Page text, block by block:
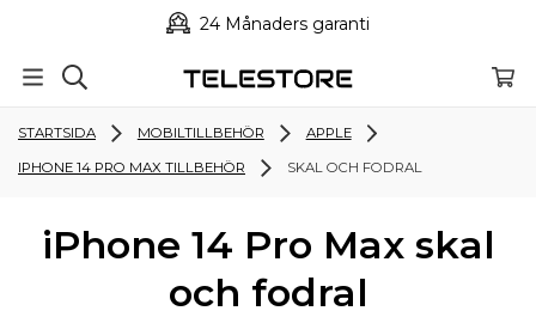
24 Månaders garanti
STARTSIDA MOBILTILLBEHÖR APPLE
IPHONE 14 PRO MAX TILLBEHÖR SKAL OCH FODRAL
iPhone 14 Pro Max skal
och fodral